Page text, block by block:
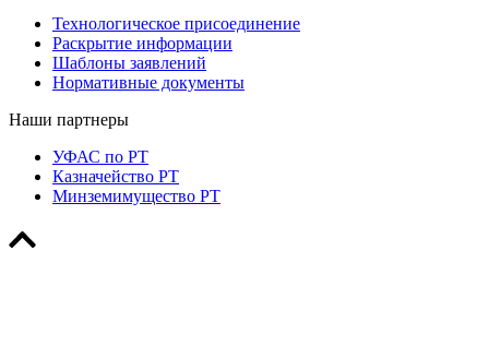
Технологическое присоединение
Раскрытие информации
Шаблоны заявлений
Нормативные документы
Наши партнеры
УФАС по РТ
Казначейство РТ
Минземимущество РТ